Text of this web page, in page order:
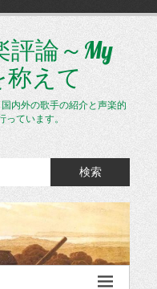
評論～My
称えて
内外の歌手の紹介と声楽的
ています。
検索